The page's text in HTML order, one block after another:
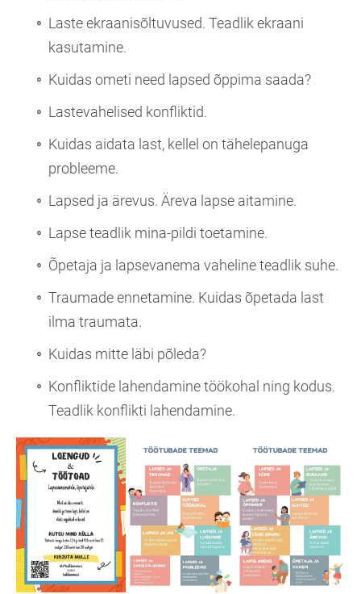
Laste ekraanisõltuvused. Teadlik ekraani
kasutamine.
Kuidas ometi need lapsed õppima saada?
Lastevahelised konfliktid.
Kuidas aidata last, kellel on tähelepanuga
probleeme.
Lapsed ja ärevus. Äreva lapse aitamine.
Lapse teadlik mina-pildi toetamine.
Õpetaja ja lapsevanema vaheline teadlik suhe.
Traumade ennetamine. Kuidas õpetada last
ilma traumata.
Kuidas mitte läbi põleda?
Konfliktide lahendamine töökohal ning kodus.
Teadlik konflikti lahendamine.